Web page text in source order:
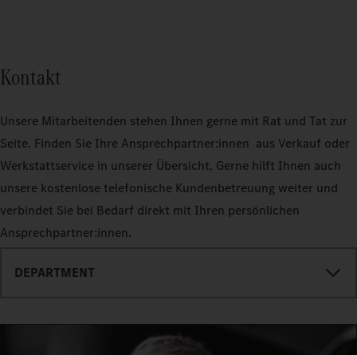
Kontakt
Unsere Mitarbeitenden stehen Ihnen gerne mit Rat und Tat zur
Seite. Finden Sie Ihre Ansprechpartner:innen aus Verkauf oder
Werkstattservice in unserer Übersicht. Gerne hilft Ihnen auch
unsere kostenlose telefonische Kundenbetreuung weiter und
verbindet Sie bei Bedarf direkt mit Ihren persönlichen
Ansprechpartner:innen.
DEPARTMENT